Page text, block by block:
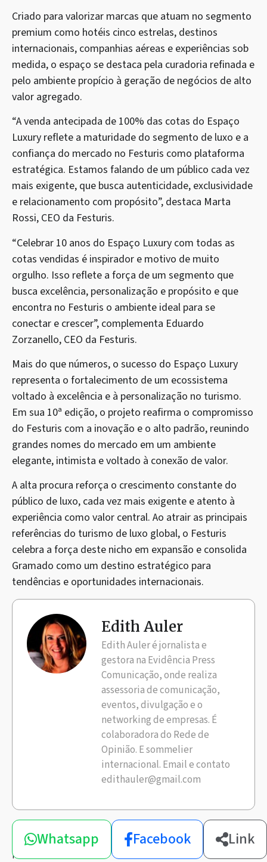
Criado para valorizar marcas que atuam no segmento
premium como hotéis cinco estrelas, destinos
internacionais, companhias aéreas e experiências sob
medida, o espaço se destaca pela curadoria refinada e
pelo ambiente propício à geração de negócios de alto
valor agregado.
“A venda antecipada de 100% das cotas do Espaço
Luxury reflete a maturidade do segmento de luxo e a
confiança do mercado no Festuris como plataforma
estratégica. Estamos falando de um público cada vez
mais exigente, que busca autenticidade, exclusividade
e relacionamento com propósito”, destaca Marta
Rossi, CEO da Festuris.
“Celebrar 10 anos do Espaço Luxury com todas as
cotas vendidas é inspirador e motivo de muito
orgulho. Isso reflete a força de um segmento que
busca excelência, personalização e propósito e que
encontra no Festuris o ambiente ideal para se
conectar e crescer”, complementa Eduardo
Zorzanello, CEO da Festuris.
Mais do que números, o sucesso do Espaço Luxury
representa o fortalecimento de um ecossistema
voltado à excelência e à personalização no turismo.
Em sua 10ª edição, o projeto reafirma o compromisso
do Festuris com a inovação e o alto padrão, reunindo
grandes nomes do mercado em um ambiente
elegante, intimista e voltado à conexão de valor.
A alta procura reforça o crescimento constante do
público de luxo, cada vez mais exigente e atento à
experiência como valor central. Ao atrair as principais
referências do turismo de luxo global, o Festuris
celebra a força deste nicho em expansão e consolida
Gramado como um destino estratégico para
tendências e oportunidades internacionais.
Edith Auler
Edith Auler é jornalista e
gestora na Evidência Press
Comunicação, onde realiza
assessoria de comunicação,
eventos, divulgação e o
networking de empresas. É
colaboradora do Rede de
Opinião. E sommelier
internacional. Email e contato
edithauler@gmail.com
Compartilhe
esta
notícia
Whatsapp Facebook Link